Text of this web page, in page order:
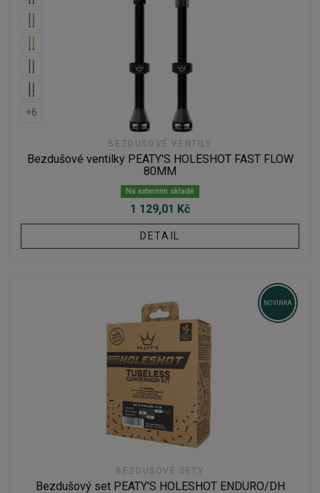
+6
BEZDUŠOVÉ VENTILY
Bezdušové ventilky PEATY'S HOLESHOT FAST FLOW
80MM
Na externím skladě
1 129,01 Kč
DETAIL
NOVINKA
BEZDUŠOVÉ SETY
Bezdušový set PEATY'S HOLESHOT ENDURO/DH